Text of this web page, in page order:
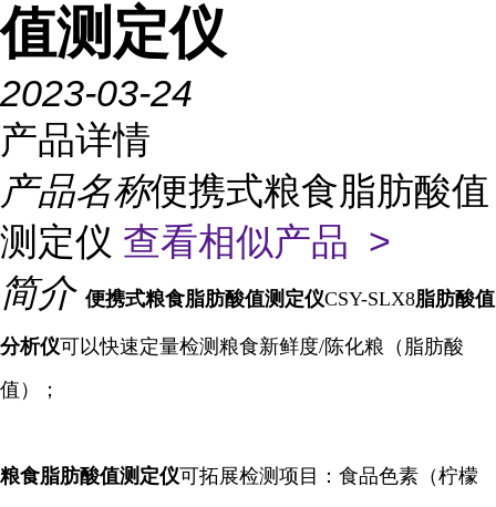
值测定仪
2023-03-24
产品详情
产品名称便携式粮食脂肪酸值
测定仪 查看相似产品 >
简介 便携式粮食脂肪酸值测定仪CSY-SLX8脂肪酸值
分析仪可以快速定量检测粮食新鲜度/陈化粮（脂肪酸
值）；
粮食脂肪酸值测定仪可拓展检测项目：食品色素（柠檬